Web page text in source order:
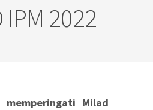
IPM 2022
memperingati Milad